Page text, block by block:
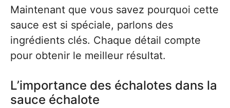
Maintenant que vous savez pourquoi cette
sauce est si spéciale, parlons des
ingrédients clés. Chaque détail compte
pour obtenir le meilleur résultat.
L’importance des échalotes dans la
sauce échalote